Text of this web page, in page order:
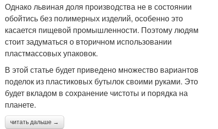
Однако львиная доля производства не в состоянии
обойтись без полимерных изделий, особенно это
касается пищевой промышленности. Поэтому людям
стоит задуматься о вторичном использовании
пластмассовых упаковок.
В этой статье будет приведено множество вариантов
поделок из пластиковых бутылок своими руками. Это
будет вкладом в сохранение чистоты и порядка на
планете.
читать дальше →